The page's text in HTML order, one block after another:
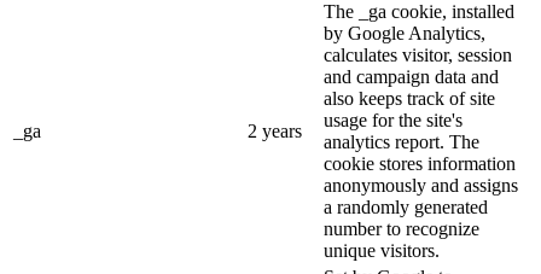
_ga 2 years
The _ga cookie, installed
by Google Analytics,
calculates visitor, session
and campaign data and
also keeps track of site
usage for the site's
analytics report. The
cookie stores information
anonymously and assigns
a randomly generated
number to recognize
unique visitors.